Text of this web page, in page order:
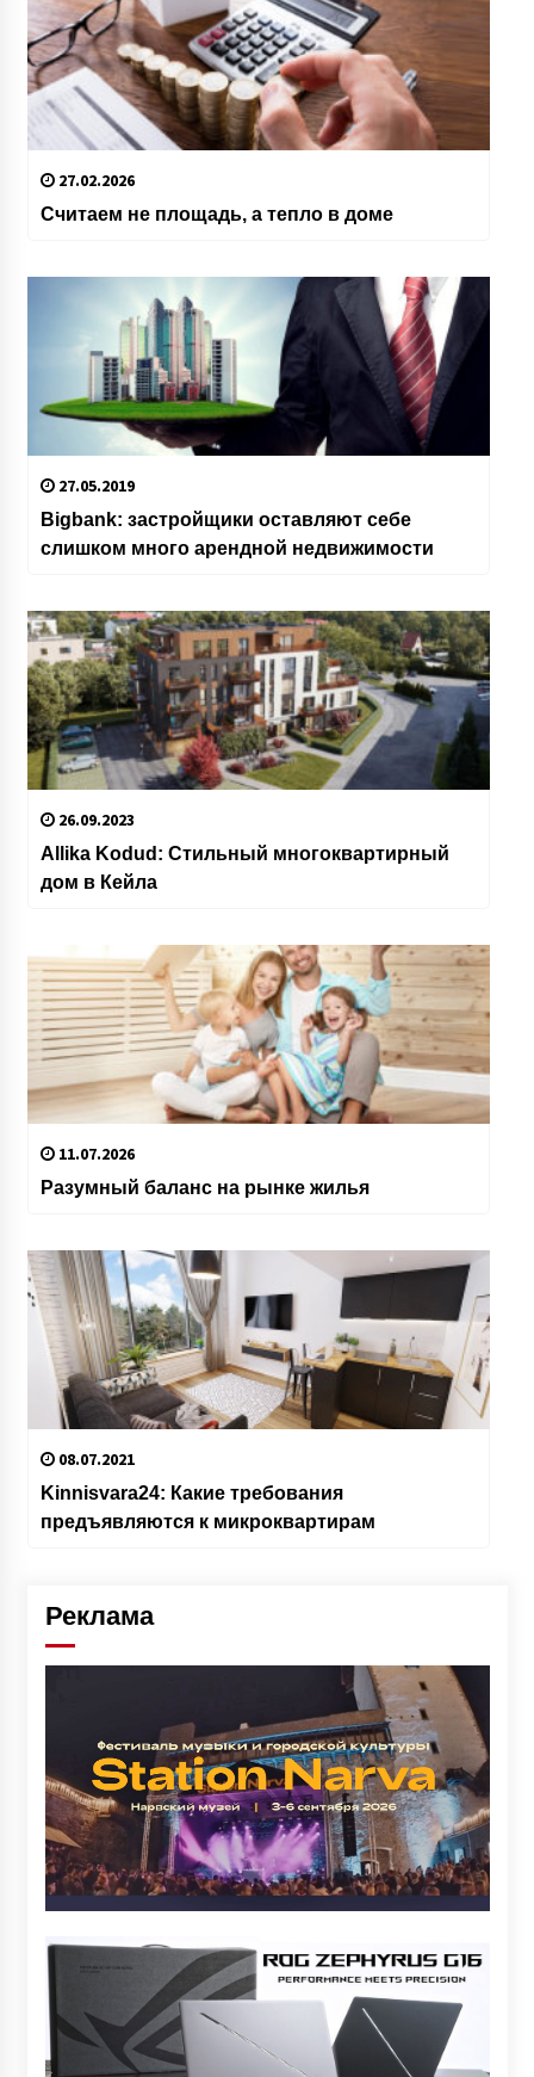
27.02.2026
Считаем не площадь, а тепло в доме
27.05.2019
Bigbank: застройщики оставляют себе
слишком много арендной недвижимости
26.09.2023
Allika Kodud: Стильный многоквартирный
дом в Кейла
11.07.2026
Разумный баланс на рынке жилья
08.07.2021
Kinnisvara24: Какие требования
предъявляются к микроквартирам
Реклама